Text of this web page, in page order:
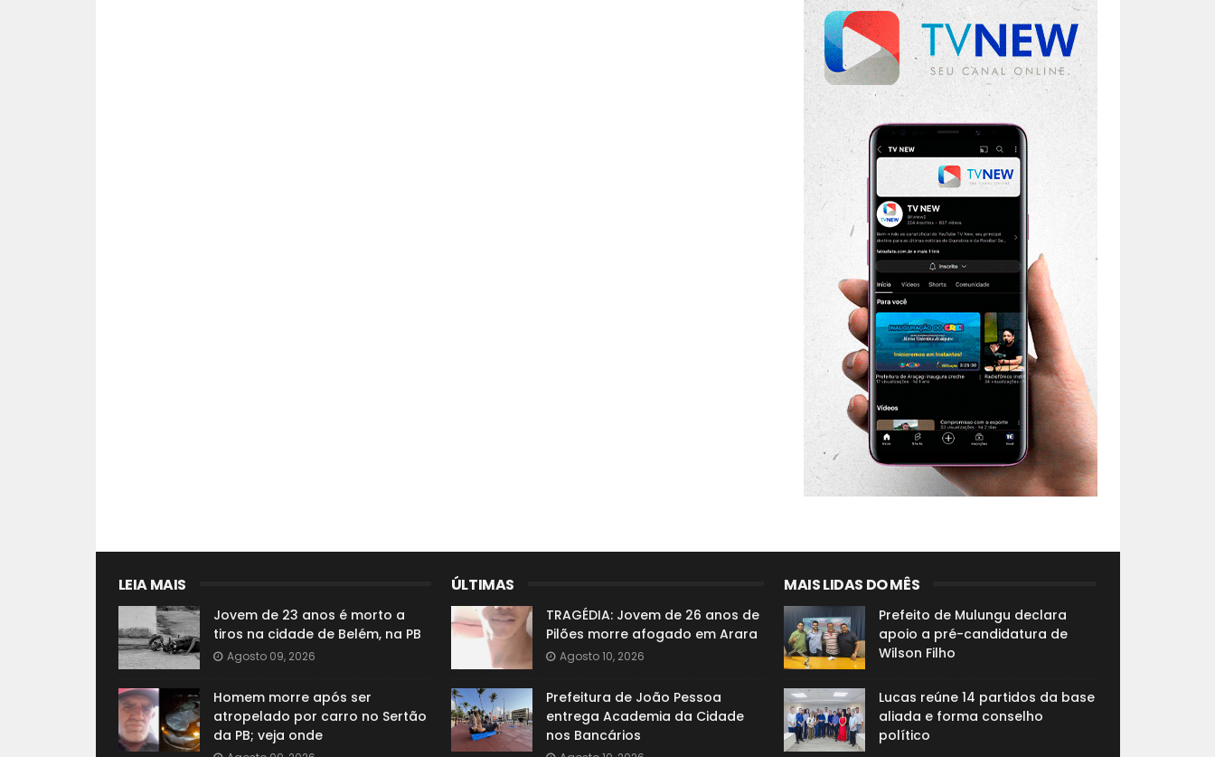
LEIA MAIS
Jovem de 23 anos é morto a
tiros na cidade de Belém, na PB
Agosto 09, 2026
Homem morre após ser
atropelado por carro no Sertão
da PB; veja onde
ÚLTIMAS
TRAGÉDIA: Jovem de 26 anos de
Pilões morre afogado em Arara
Agosto 10, 2026
Prefeitura de João Pessoa
entrega Academia da Cidade
nos Bancários
MAIS LIDAS DO MÊS
Prefeito de Mulungu declara
apoio a pré-candidatura de
Wilson Filho
Lucas reúne 14 partidos da base
aliada e forma conselho
político